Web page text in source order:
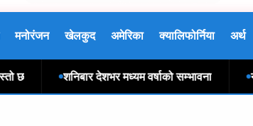
मनोरंजन खेलकुद अमेरिका क्यालिफोर्निया अर्थ
शनिबार देशभर मध्यम वर्षाको सम्भावना